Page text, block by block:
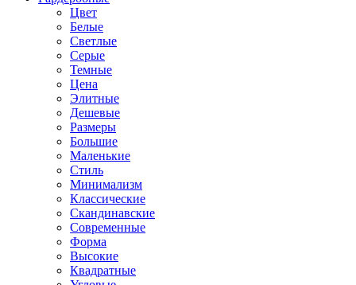
Цвет
Белые
Светлые
Серые
Темные
Цена
Элитные
Дешевые
Размеры
Большие
Маленькие
Стиль
Минимализм
Классические
Скандинавские
Современные
Форма
Высокие
Квадратные